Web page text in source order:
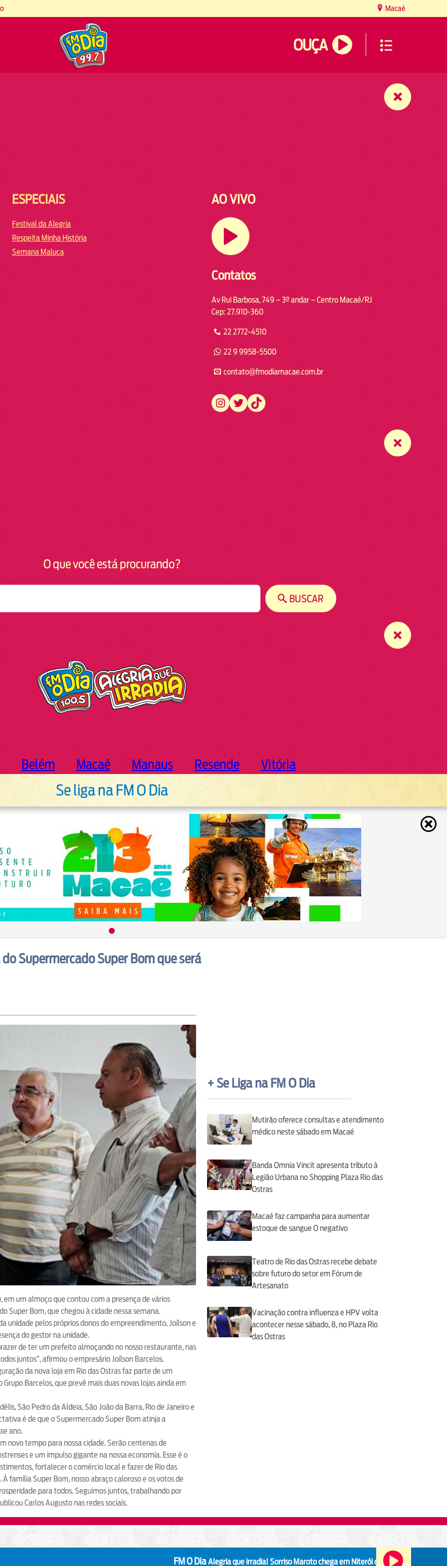
Macaé
OUÇA
ESPECIAIS
Festival da Alegria
Respeita Minha História
Semana Maluca
AO VIVO
Contatos
Av Rui Barbosa, 749 – 3º andar – Centro Macaé/RJ
Cep: 27.910-360
22 2772-4510
22 9 9958-5500
contato@fmodiamacae.com.br
https://www.instagram.com/fmodia.macae/ https://twitter.com/fmodia.macae/ https://www.tiktok.com/@fmodia.macae
O que você está procurando?
BUSCAR
Belém Macaé Manaus Resende Vitória
Se liga na FM O Dia
Supermercado Super Bom que será
em um almoço que contou com a presença de vários
Super Bom, que chegou à cidade nessa semana.
unidade pelos próprios donos do empreendimento, Joílson e
do gestor na unidade.
de ter um prefeito almoçando no nosso restaurante, nas
juntos”, afirmou o empresário Joílson Barcelos.
da nova loja em Rio das Ostras faz parte de um
Barcelos, que prevê mais duas novas lojas ainda em
São Pedro da Aldeia, São João da Barra, Rio de Janeiro e
é de que o Supermercado Super Bom atinja a
ano.
novo tempo para nossa cidade. Serão centenas de
e um impulso gigante na nossa economia. Esse é o
fortalecer o comércio local e fazer de Rio das
família Super Bom, nosso abraço caloroso e os votos de
para todos. Seguimos juntos, trabalhando por
Carlos Augusto nas redes sociais.
+ Se Liga na FM O Dia
Mutirão oferece consultas e atendimento
médico neste sábado em Macaé
Banda Omnia Vincit apresenta tributo à
Legião Urbana no Shopping Plaza Rio das
Ostras
Macaé faz campanha para aumentar
estoque de sangue O negativo
Teatro de Rio das Ostras recebe debate
sobre futuro do setor em Fórum de
Artesanato
Vacinação contra influenza e HPV volta
acontecer nesse sábado, 8, no Plaza Rio
das Ostras
Alegria que irradia!Sorriso Maroto chega em Niterói com a turnê "Sorriso Eu Gosto